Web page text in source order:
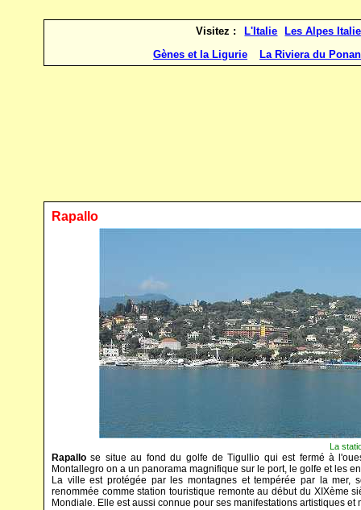
Visitez : L'Italie
Les Alpes
Gènes et la Ligurie
La Riviera du
Rapallo
La
Rapallo se situe au fond du golfe de Tigullio qui est fermé à
Montallegro on a un panorama magnifique sur le port, le golfe et les
La ville est protégée par les montagnes et tempérée par la mer,
renommée comme station touristique remonte au début du XIXème
Mondiale. Elle est aussi connue pour ses manifestations artistiques